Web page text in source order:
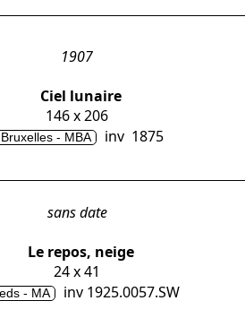
1907
Ciel lunaire
146 x 206
Bruxelles - MBA inv 1875
sans date
Le repos, neige
24 x 41
- MA inv 1925.0057.SW